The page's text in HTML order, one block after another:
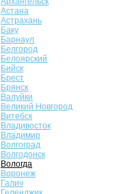
Астана
Астрахань
Баку
Барнаул
Белгород
Белоярский
Бийск
Брест
Брянск
Валуйки
Великий Новгород
Витебск
Владивосток
Владимир
Волгоград
Волгодонск
Вологда
Воронеж
Галич